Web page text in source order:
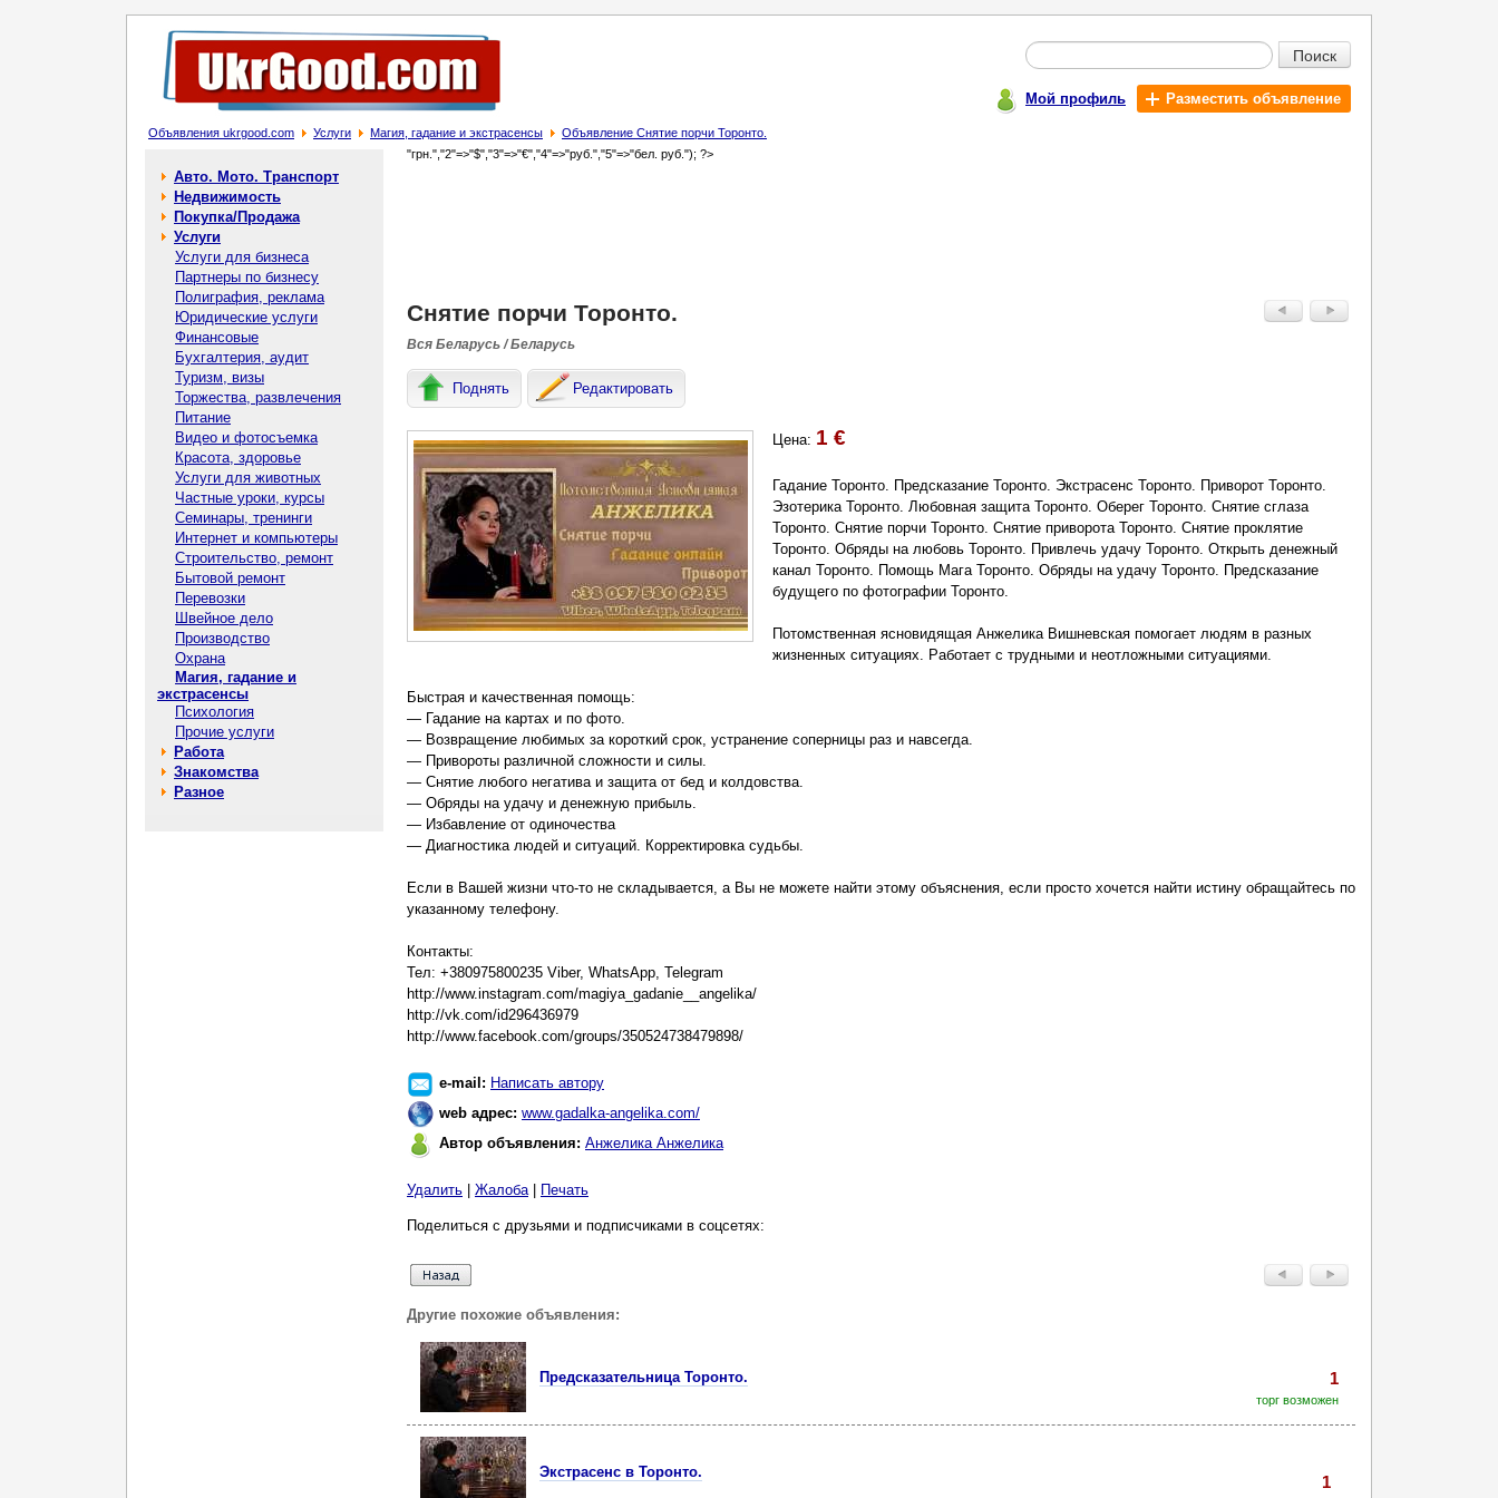
Поиск
Мой профиль Разместить объявление
Объявления ukrgood.com Услуги Магия, гадание и экстрасенсы Объявление Снятие порчи Торонто.
Авто. Мото. Транспорт
Недвижимость
Покупка/Продажа
Услуги
Услуги для бизнеса
Партнеры по бизнесу
Полиграфия, реклама
Юридические услуги
Финансовые
Бухгалтерия, аудит
Туризм, визы
Торжества, развлечения
Питание
Видео и фотосъемка
Красота, здоровье
Услуги для животных
Частные уроки, курсы
Семинары, тренинги
Интернет и компьютеры
Строительство, ремонт
Бытовой ремонт
Перевозки
Швейное дело
Производство
Охрана
Магия, гадание и
экстрасенсы
Психология
Прочие услуги
Работа
Знакомства
Разное
"грн.","2"=>"$","3"=>"€","4"=>"руб.","5"=>"бел. руб."); ?>
Снятие порчи Торонто.
Вся Беларусь / Беларусь
Поднять Редактировать
Цена: 1 €
Гадание Торонто. Предсказание Торонто. Экстрасенс Торонто. Приворот Торонто.
Эзотерика Торонто. Любовная защита Торонто. Оберег Торонто. Снятие сглаза
Торонто. Снятие порчи Торонто. Снятие приворота Торонто. Снятие проклятие
Торонто. Обряды на любовь Торонто. Привлечь удачу Торонто. Открыть денежный
канал Торонто. Помощь Мага Торонто. Обряды на удачу Торонто. Предсказание
будущего по фотографии Торонто.
Потомственная ясновидящая Анжелика Вишневская помогает людям в разных
жизненных ситуациях. Работает с трудными и неотложными ситуациями.
Быстрая и качественная помощь:
— Гадание на картах и по фото.
— Возвращение любимых за короткий срок, устранение соперницы раз и навсегда.
— Привороты различной сложности и силы.
— Снятие любого негатива и защита от бед и колдовства.
— Обряды на удачу и денежную прибыль.
— Избавление от одиночества
— Диагностика людей и ситуаций. Корректировка судьбы.
Если в Вашей жизни что-то не складывается, а Вы не можете найти этому объяснения, если просто хочется найти истину обращайтесь по
указанному телефону.
Контакты:
Тел: +380975800235 Viber, WhatsApp, Telegram
http://www.instagram.com/magiya_gadanie__angelika/
http://vk.com/id296436979
http://www.facebook.com/groups/350524738479898/
e-mail: Написать автору
web адрес: www.gadalka-angelika.com/
Автор объявления: Анжелика Анжелика
Удалить Жалоба| Печать
Поделиться с друзьями и подписчиками в соцсетях:
Другие похожие объявления:
Предсказательница Торонто. 1
торг возможен
Экстрасенс в Торонто.
1